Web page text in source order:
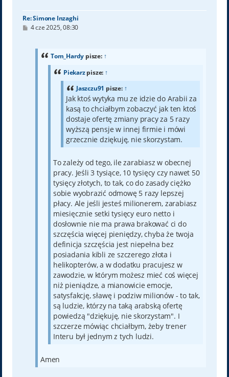
Re: Simone Inzaghi
P4 cze 2025, 08:30
Tom_Hardy pisze: ↑
Piekarzpisze: ↑
Jaszczu91 pisze: ↑
Jak ktoś wytyka mu ze idzie do Arabii za
kasą to chciałbym zobaczyć jak ten ktoś
dostaje ofertę zmiany pracy za 5 razy
wyższą pensje w innej firmie i mówi
grzecznie dziękuję, nie skorzystam.
To zależy od tego, ile zarabiasz w obecnej
pracy. Jeśli 3 tysiące, 10 tysięcy czy nawet 50
tysięcy złotych, to tak, co do zasady ciężko
sobie wyobrazić odmowę 5 razy lepszej
płacy. Ale jeśli jesteś milionerem, zarabiasz
miesięcznie setki tysięcy euro netto i
dosłownie nie ma prawa brakować ci do
szczęścia więcej pieniędzy, chyba że twoja
definicja szczęścia jest niepełna bez
posiadania kibli ze szczerego złota i
helikopterów, a w dodatku pracujesz w
zawodzie, w którym możesz mieć coś więcej
niż pieniądze, a mianowicie emocje,
satysfakcję, sławę i podziw milionów - to tak,
są ludzie, którzy na taką arabską ofertę
powiedzą "dziękuję, nie skorzystam". I
szczerze mówiąc chciałbym, żeby trener
Interu był jednym z tych ludzi.
Amen